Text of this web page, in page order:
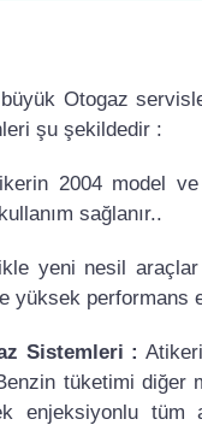
Otogaz
şu şekildedir :
2004 model
sağlanır..
yeni nesil araçlar
yüksek performans
Sistemleri :
tüketimi diğer
enjeksiyonlu tüm